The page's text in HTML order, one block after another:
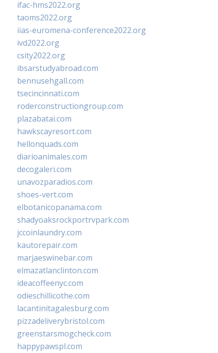
ifac-hms2022.org
taoms2022.org
iias-euromena-conference2022.org
ivd2022.org
csity2022.org
ibsarstudyabroad.com
bennusehgall.com
tsecincinnati.com
roderconstructiongroup.com
plazabatai.com
hawkscayresort.com
hellonquads.com
diarioanimales.com
decogaleri.com
unavozparadios.com
shoes-vert.com
elbotanicopanama.com
shadyoaksrockportrvpark.com
jccoinlaundry.com
kautorepair.com
marjaeswinebar.com
elmazatlanclinton.com
ideacoffeenyc.com
odieschillicothe.com
lacantinitagalesburg.com
pizzadeliverybristol.com
greenstarsmogcheck.com
happypawspl.com